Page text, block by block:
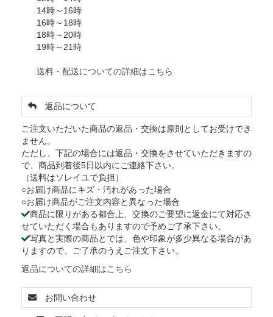
14時～16時
16時～18時
18時～20時
19時～21時
送料・配送についての詳細はこちら
返品について
ご注文いただいた商品の返品・交換は原則としてお受けでき
ません。
ただし、下記の場合には返品・交換をさせていただきますの
で、商品到着後5日以内にご連絡下さい。
（送料はソレイユで負担）
○お届け商品にキズ・汚れがあった場合
○お届け商品がご注文内容と異なった場合
商品に限りがある都合上、交換のご要望に返金にて対応さ
せていただく場合もありますので予めご了承下さい。
写真と実際の商品とでは、色や印象が多少異なる場合があ
りますので、ご了承のうえご注文下さい。
返品についての詳細はこちら
お問い合わせ